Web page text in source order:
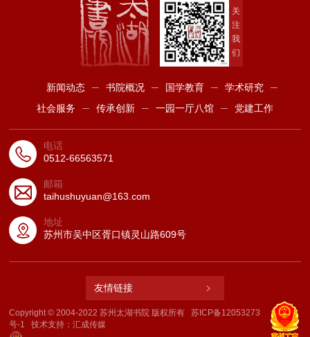
关
注
我
们
新闻动态 书院概况 国学教育
学术研究
社会服务
传承创新 一园一厅八馆 党建工作
电话
0512-66563571
邮箱
taihushuyuan@163.com
地址
苏州市吴中区胥口镇灵山路609号
友情链接
Copyright © 2004-2022 苏州太湖书院 版权所有苏ICP备12053273
号-1
技术支持：汇成传媒